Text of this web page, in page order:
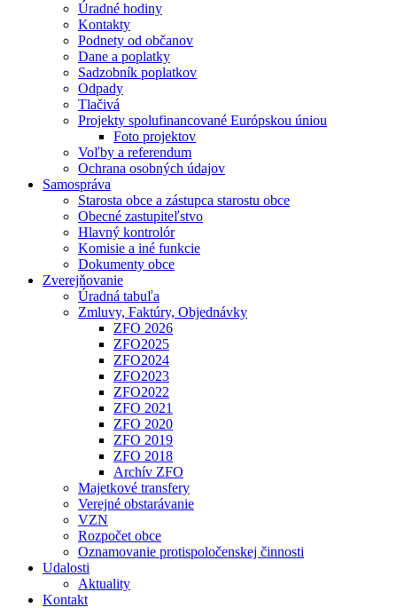
Úradné hodiny
Kontakty
Podnety od občanov
Dane a poplatky
Sadzobník poplatkov
Odpady
Tlačivá
Projekty spolufinancované Európskou úniou
Foto projektov
Voľby a referendum
Ochrana osobných údajov
Samospráva
Starosta obce a zástupca starostu obce
Obecné zastupiteľstvo
Hlavný kontrolór
Komisie a iné funkcie
Dokumenty obce
Zverejňovanie
Úradná tabuľa
Zmluvy, Faktúry, Objednávky
ZFO 2026
ZFO2025
ZFO2024
ZFO2023
ZFO2022
ZFO 2021
ZFO 2020
ZFO 2019
ZFO 2018
Archív ZFO
Majetkové transfery
Verejné obstarávanie
VZN
Rozpočet obce
Oznamovanie protispoločenskej činnosti
Udalosti
Aktuality
Kontakt